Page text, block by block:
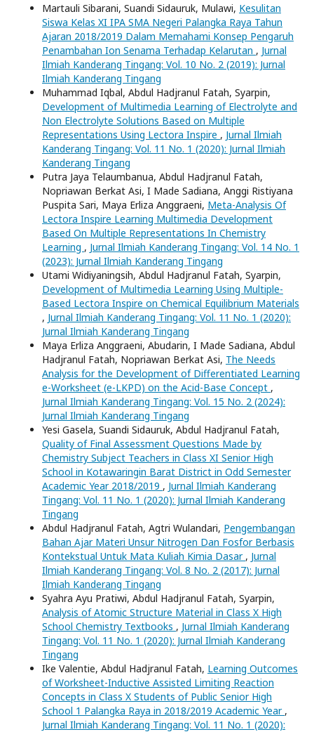
Martauli Sibarani, Suandi Sidauruk, Mulawi, Kesulitan
Siswa Kelas XI IPA SMA Negeri Palangka Raya Tahun
Ajaran 2018/2019 Dalam Memahami Konsep Pengaruh
Penambahan Ion Senama Terhadap Kelarutan , Jurnal
Ilmiah Kanderang Tingang: Vol. 10 No. 2 (2019): Jurnal
Ilmiah Kanderang Tingang
Muhammad Iqbal, Abdul Hadjranul Fatah, Syarpin,
Development of Multimedia Learning of Electrolyte and
Non Electrolyte Solutions Based on Multiple
Representations Using Lectora Inspire , Jurnal Ilmiah
Kanderang Tingang: Vol. 11 No. 1 (2020): Jurnal Ilmiah
Kanderang Tingang
Putra Jaya Telaumbanua, Abdul Hadjranul Fatah,
Nopriawan Berkat Asi, I Made Sadiana, Anggi Ristiyana
Puspita Sari, Maya Erliza Anggraeni, Meta-Analysis Of
Lectora Inspire Learning Multimedia Development
Based On Multiple Representations In Chemistry
Learning , Jurnal Ilmiah Kanderang Tingang: Vol. 14 No. 1
(2023): Jurnal Ilmiah Kanderang Tingang
Utami Widiyaningsih, Abdul Hadjranul Fatah, Syarpin,
Development of Multimedia Learning Using Multiple-
Based Lectora Inspire on Chemical Equilibrium Materials
, Jurnal Ilmiah Kanderang Tingang: Vol. 11 No. 1 (2020):
Jurnal Ilmiah Kanderang Tingang
Maya Erliza Anggraeni, Abudarin, I Made Sadiana, Abdul
Hadjranul Fatah, Nopriawan Berkat Asi, The Needs
Analysis for the Development of Differentiated Learning
e-Worksheet (e-LKPD) on the Acid-Base Concept ,
Jurnal Ilmiah Kanderang Tingang: Vol. 15 No. 2 (2024):
Jurnal Ilmiah Kanderang Tingang
Yesi Gasela, Suandi Sidauruk, Abdul Hadjranul Fatah,
Quality of Final Assessment Questions Made by
Chemistry Subject Teachers in Class XI Senior High
School in Kotawaringin Barat District in Odd Semester
Academic Year 2018/2019 , Jurnal Ilmiah Kanderang
Tingang: Vol. 11 No. 1 (2020): Jurnal Ilmiah Kanderang
Tingang
Abdul Hadjranul Fatah, Agtri Wulandari, Pengembangan
Bahan Ajar Materi Unsur Nitrogen Dan Fosfor Berbasis
Kontekstual Untuk Mata Kuliah Kimia Dasar , Jurnal
Ilmiah Kanderang Tingang: Vol. 8 No. 2 (2017): Jurnal
Ilmiah Kanderang Tingang
Syahra Ayu Pratiwi, Abdul Hadjranul Fatah, Syarpin,
Analysis of Atomic Structure Material in Class X High
School Chemistry Textbooks , Jurnal Ilmiah Kanderang
Tingang: Vol. 11 No. 1 (2020): Jurnal Ilmiah Kanderang
Tingang
Ike Valentie, Abdul Hadjranul Fatah, Learning Outcomes
of Worksheet-Inductive Assisted Limiting Reaction
Concepts in Class X Students of Public Senior High
School 1 Palangka Raya in 2018/2019 Academic Year ,
Jurnal Ilmiah Kanderang Tingang: Vol. 11 No. 1 (2020):